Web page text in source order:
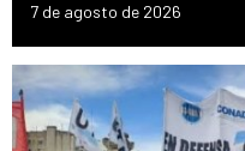
7 de agosto de 2026